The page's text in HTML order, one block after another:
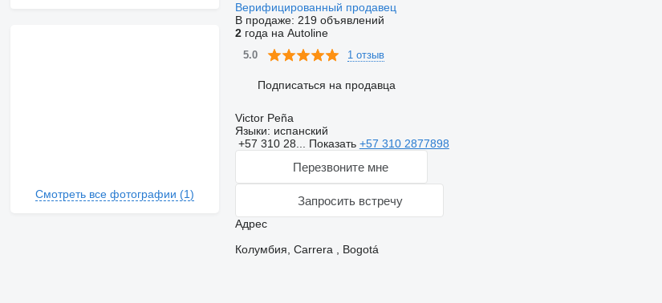
Смотреть все фотографии (1)
Верифицированный продавец
В продаже: 219 объявлений
2года на Autoline
5.0 1 отзыв
Подписаться на продавца
Victor Peña
Языки: испанский
+57 310 28... Показать +57 310 2877898
Перезвоните мне
Запросить встречу
Адрес
Колумбия, Carrera , Bogotá